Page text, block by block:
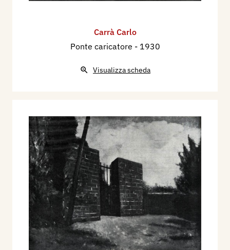
Carrà Carlo
Ponte caricatore - 1930
Visualizza scheda